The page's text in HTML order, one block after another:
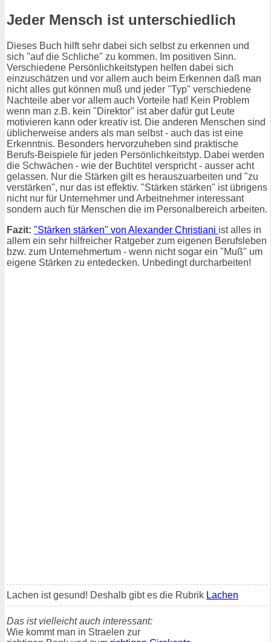
Jeder Mensch ist unterschiedlich
Dieses Buch hilft sehr dabei sich selbst zu erkennen und
sich "auf die Schliche" zu kommen. Im positiven Sinn.
Verschiedene Persönlichkeitstypen helfen dabei sich
einzuschätzen und vor allem auch beim Erkennen daß man
nicht alles gut können muß und jeder "Typ" verschiedene
Nachteile aber vor allem auch Vorteile hat! Kein Problem
wenn man z.B. kein "Direktor" ist aber dafür gut Leute
motivieren kann oder kreativ ist. Die anderen Menschen sind
üblicherweise anders als man selbst - auch das ist eine
Erkenntnis. Besonders hervorzuheben sind praktische
Berufs-Beispiele für jeden Persönlichkeitstyp. Dabei werden
die Schwächen - wie der Buchtitel verspricht - ausser acht
gelassen. Nur die Stärken gilt es herauszuarbeiten und "zu
verstärken", nur das ist effektiv. "Stärken stärken" ist übrigens
nicht nur für Unternehmer und Arbeitnehmer interessant
sondern auch für Menschen die im Personalbereich arbeiten.
Fazit: "Stärken stärken" von Alexander Christiani ist alles in
allem ein sehr hilfreicher Ratgeber zum eigenen Berufsleben
bzw. zum Unternehmertum - wenn nicht sogar ein "Muß" um
eigene Stärken zu entedecken. Unbedingt durcharbeiten!
Lachen ist gesund! Deshalb gibt es die Rubrik Lachen
Das ist vielleicht auch interessant:
Wie kommt man in Straelen zur